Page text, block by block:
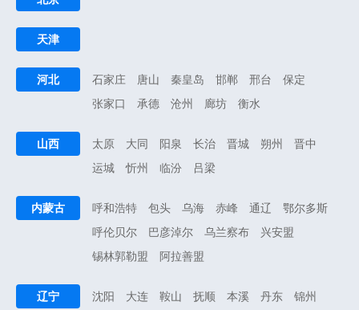
天津
河北 石家庄 唐山 秦皇岛 邯郸 邢台
保定
张家口
承德 沧州 廊坊 衡水
山西 太原 大同 阳泉 长治 晋城 朔州
晋中
运城
忻州 临汾 吕梁
内蒙古 呼和浩特 包头 乌海 赤峰 通辽
鄂尔多斯
呼伦贝尔
巴彦淖尔 乌兰察布
兴安盟
锡林郭勒盟
阿拉善盟
辽宁 沈阳 大连 鞍山 抚顺 本溪 丹东
锦州